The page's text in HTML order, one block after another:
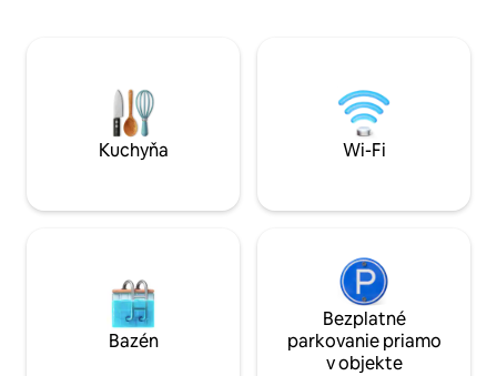
pre 2 osoby, kúpeľňu so sprchovacím
kútom s hammamom/saunou. Ideálne
na romantický okamih a výlet do Paríža.
*VEČIEROK alebo VEČIEROK ZAKÁZANÉ
Kuchyňa Wi-Fi
Bazén
Bezplatné
parkovanie priamo
v objekte